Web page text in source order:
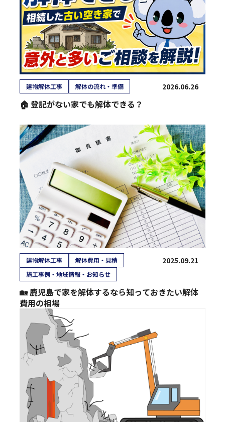
建物解体工事 解体の流れ・準備 2026.06.26
🏠 登記がない家でも解体できる？
建物解体工事
解体費用・見積
施工事例・地域情報・お知らせ
2025.09.21
🏡 鹿児島で家を解体するなら知っておきたい解体
費用の相場